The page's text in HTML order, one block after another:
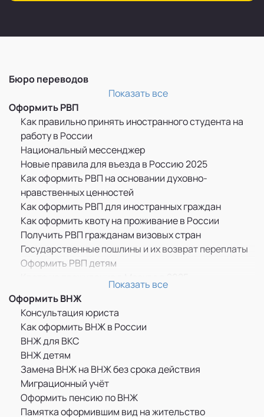
Бюро переводов
Перевод и легализация документов
Показать все
Оформить РВП
Как правильно принять иностранного студента на
работу в России
Национальный мессенджер
Новые правила для въезда в Россию 2025
Как оформить РВП на основании духовно-
нравственных ценностей
Как оформить РВП для иностранных граждан
Как оформить квоту на проживание в России
Получить РВП гражданам визовых стран
Государственные пошлины и их возврат переплаты
Оформить РВП детям
ММЦ САХАРОВО
Памятка оформившим РВП
Бессрочное пребывание граждан ДНР, ЛНР и
Украины в России
РВП для граждан Казахстана
РВП для граждан Узбекистана
РВП для граждан Украины
Как оформить РВП по браку
Показать все
Оформить ВНЖ
Консультация юриста
Как оформить ВНЖ в России
ВНЖ для ВКС
ВНЖ детям
Замена ВНЖ на ВНЖ без срока действия
Миграционный учёт
Оформить пенсию по ВНЖ
Памятка оформившим вид на жительство